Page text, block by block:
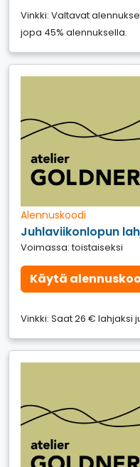
Vinkki: Valtavat
jopa 45% alennuksella.
Alennuskoodi
Juhlaviikonlopun
Voimassa: toistaiseksi
Käytä
Vinkki: Saat 26 € lahjaksi